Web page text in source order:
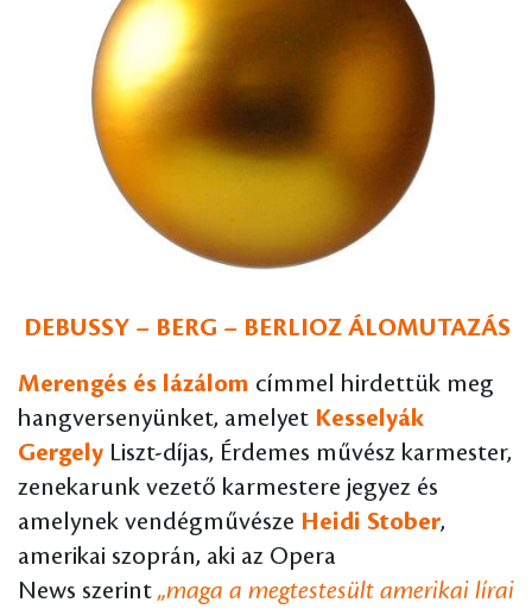
DEBUSSY – BERG – BERLIOZ ÁLOMUTAZÁS
Merengés és lázálom címmel hirdettük meg
hangversenyünket, amelyet Kesselyák
Gergely Liszt-díjas, Érdemes művész karmester,
zenekarunk vezető karmestere jegyez és
amelynek vendégművésze Heidi Stober,
amerikai szoprán, aki az Opera
News szerint „maga a megtestesült amerikai lírai